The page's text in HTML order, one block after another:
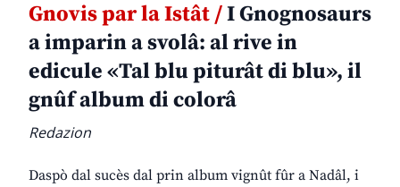
Gnovis par la Istât /I Gnognosaurs
a imparin a svolâ: al rive in
edicule «Tal blu piturât di blu», il
gnûf album di colorâ
Redazion
Daspò dal sucès dal prin album vignût fûr a Nadâl, i